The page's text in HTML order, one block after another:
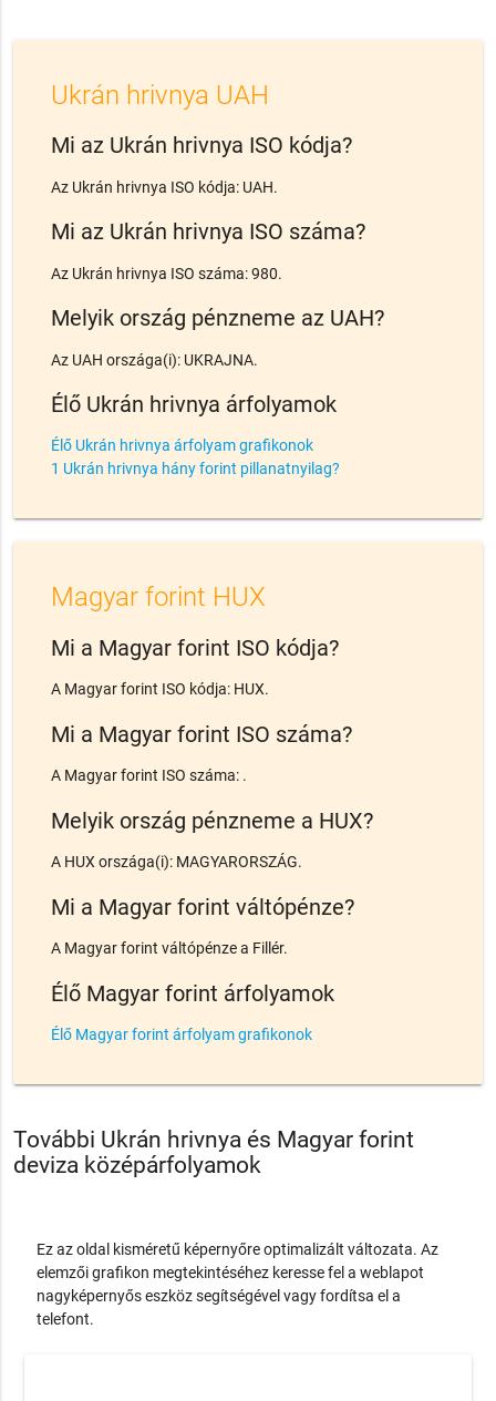
Ukrán hrivnya UAH
Mi az Ukrán hrivnya ISO kódja?
Az Ukrán hrivnya ISO kódja: UAH.
Mi az Ukrán hrivnya ISO száma?
Az Ukrán hrivnya ISO száma: 980.
Melyik ország pénzneme az UAH?
Az UAH országa(i): UKRAJNA.
Élő Ukrán hrivnya árfolyamok
Élő Ukrán hrivnya árfolyam grafikonok
1 Ukrán hrivnya hány forint pillanatnyilag?
Magyar forint HUX
Mi a Magyar forint ISO kódja?
A Magyar forint ISO kódja: HUX.
Mi a Magyar forint ISO száma?
A Magyar forint ISO száma: .
Melyik ország pénzneme a HUX?
A HUX országa(i): MAGYARORSZÁG.
Mi a Magyar forint váltópénze?
A Magyar forint váltópénze a Fillér.
Élő Magyar forint árfolyamok
Élő Magyar forint árfolyam grafikonok
További Ukrán hrivnya és Magyar forint
deviza középárfolyamok
Ez az oldal kisméretű képernyőre optimalizált változata. Az
elemzői grafikon megtekintéséhez keresse fel a weblapot
nagyképernyős eszköz segítségével vagy fordítsa el a
telefont.